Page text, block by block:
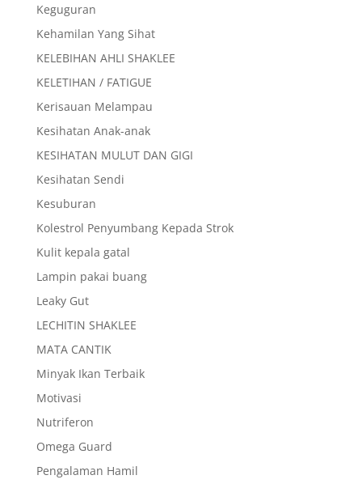
Keguguran
Kehamilan Yang Sihat
KELEBIHAN AHLI SHAKLEE
KELETIHAN / FATIGUE
Kerisauan Melampau
Kesihatan Anak-anak
KESIHATAN MULUT DAN GIGI
Kesihatan Sendi
Kesuburan
Kolestrol Penyumbang Kepada Strok
Kulit kepala gatal
Lampin pakai buang
Leaky Gut
LECHITIN SHAKLEE
MATA CANTIK
Minyak Ikan Terbaik
Motivasi
Nutriferon
Omega Guard
Pengalaman Hamil